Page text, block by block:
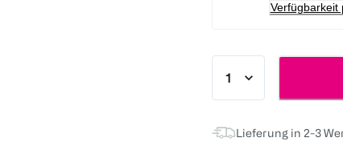
Verfügbarkeit
Lieferung in 2-3